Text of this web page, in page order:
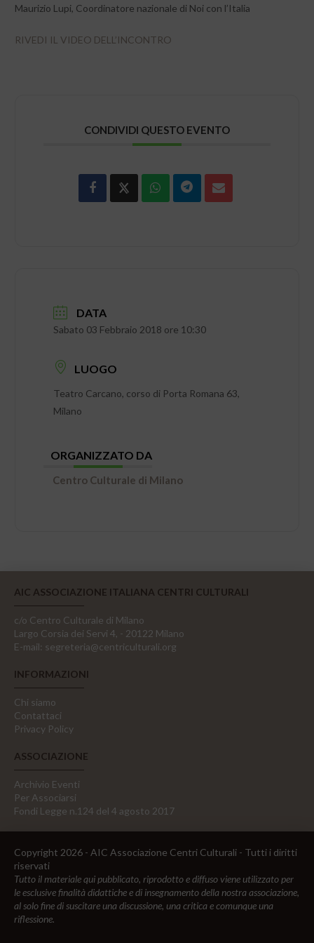
Maurizio Lupi, Coordinatore nazionale di Noi con l’Italia
RIVEDI IL VIDEO DELL’INCONTRO
CONDIVIDI QUESTO EVENTO
DATA
Sabato 03 Febbraio 2018 ore 10:30
LUOGO
Teatro Carcano, corso di Porta Romana 63,
Milano
ORGANIZZATO DA
Centro Culturale di Milano
AIC ASSOCIAZIONE ITALIANA CENTRI CULTURALI
c/o Centro Culturale di Milano
Largo Corsia dei Servi 4, - 20122 Milano
E-mail: segreteria@centriculturali.org
INFORMAZIONI
Chi siamo
Contattaci
Privacy Policy
ASSOCIAZIONE
Archivio Eventi
Per Associarsi
Fondi Legge n.124 del 4 agosto 2017
Copyright 2026 - AIC Associazione Centri Culturali - Tutti i diritti
riservati
Tutto il materiale qui pubblicato, riprodotto e diffuso viene utilizzato per
le esclusive finalità didattiche e di insegnamento della nostra associazione,
al solo fine di suscitare una discussione, una critica e comunque una
riflessione.